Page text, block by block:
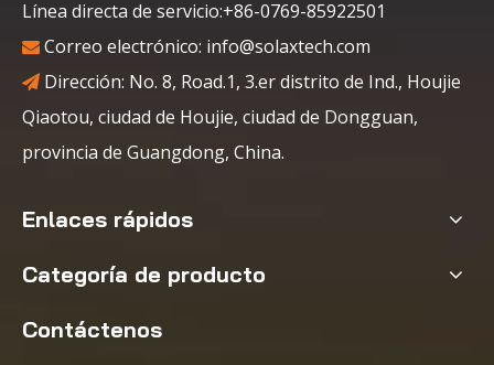
Línea directa de servicio:+86-0769-85922501
 Correo electrónico: info@solaxtech.com
 Dirección: No. 8, Road.1, 3.er distrito de Ind., Houjie
Qiaotou, ciudad de Houjie, ciudad de Dongguan,
provincia de Guangdong, China.
Enlaces rápidos
Categoría de producto
Contáctenos